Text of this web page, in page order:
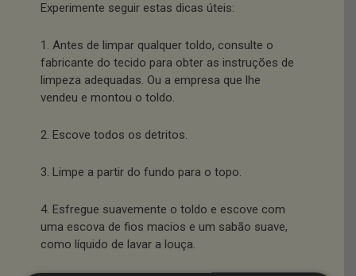
Experimente seguir estas dicas úteis:
1. Antes de limpar qualquer toldo, consulte o
fabricante do tecido para obter as instruções de
limpeza adequadas. Ou a empresa que lhe
vendeu e montou o toldo.
2. Escove todos os detritos.
3. Limpe a partir do fundo para o topo.
4. Esfregue suavemente o toldo e escove com
uma escova de fios macios e um sabão suave,
como líquido de lavar a louça.